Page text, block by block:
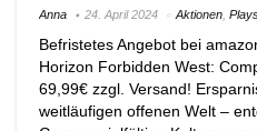
Anna 24. April 2024 Aktionen
Befristetes Angebot bei
Horizon Forbidden West:
69,99€ zzgl. Versand!
weitläufigen offenen Welt –